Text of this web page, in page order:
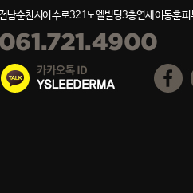
남 순천시 이수로 321 노엘빌딩 3층 연세이동훈
061.721.4900